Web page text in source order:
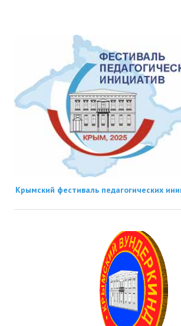
Крымский фестиваль педагогических